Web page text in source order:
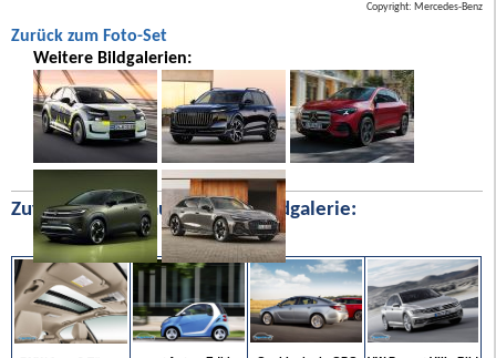
Copyright: Mercedes-Benz
Zurück zum Foto-Set
Weitere Bildgalerien:
Zufällige Bilder aus unserer Bildgalerie: